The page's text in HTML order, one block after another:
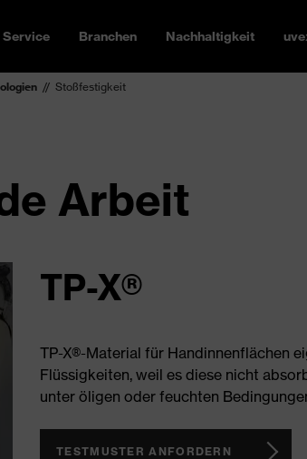
Service Branchen Nachhaltigkeit
Stoßfestigkeit
Arbeit
TP-X®
TP-X®-Material für Handinnenflächen
Flüssigkeiten, weil es diese nicht
unter öligen oder feuchten
TESTMUSTER ANFORDERN